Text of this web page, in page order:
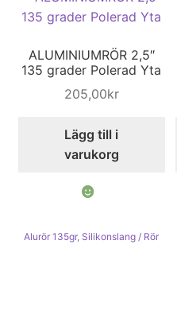
ALUMINIUMRÖR 2,5″
135 grader Polerad Yta
205,00kr
Lägg till i
varukorg
Alurör 135gr, Silikonslang / Rör